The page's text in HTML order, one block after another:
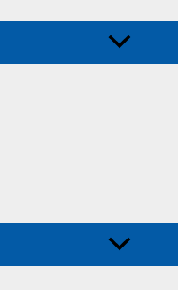
Alternar
Alternar